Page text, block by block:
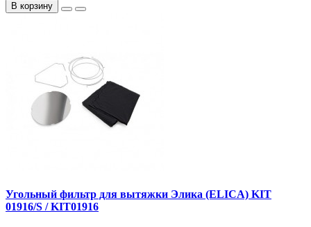
В корзину
Угольный фильтр для вытяжки Элика (ELICA) KIT
01916/S / KIT01916